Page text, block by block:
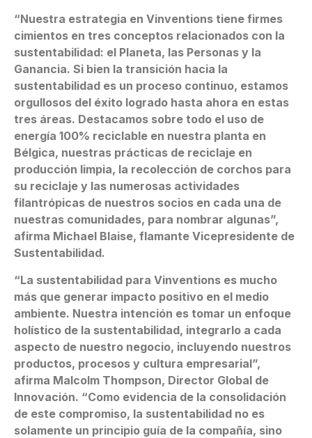
“Nuestra estrategia en Vinventions tiene firmes
cimientos en tres conceptos relacionados con la
sustentabilidad: el Planeta, las Personas y la
Ganancia. Si bien la transición hacia la
sustentabilidad es un proceso continuo, estamos
orgullosos del éxito logrado hasta ahora en estas
tres áreas. Destacamos sobre todo el uso de
energía 100% reciclable en nuestra planta en
Bélgica, nuestras prácticas de reciclaje en
producción limpia, la recolección de corchos para
su reciclaje y las numerosas actividades
filantrópicas de nuestros socios en cada una de
nuestras comunidades, para nombrar algunas”,
afirma Michael Blaise, flamante Vicepresidente de
Sustentabilidad.
“La sustentabilidad para Vinventions es mucho
más que generar impacto positivo en el medio
ambiente. Nuestra intención es tomar un enfoque
holístico de la sustentabilidad, integrarlo a cada
aspecto de nuestro negocio, incluyendo nuestros
productos, procesos y cultura empresarial”,
afirma Malcolm Thompson, Director Global de
Innovación. “Como evidencia de la consolidación
de este compromiso, la sustentabilidad no es
solamente un principio guía de la compañía, sino